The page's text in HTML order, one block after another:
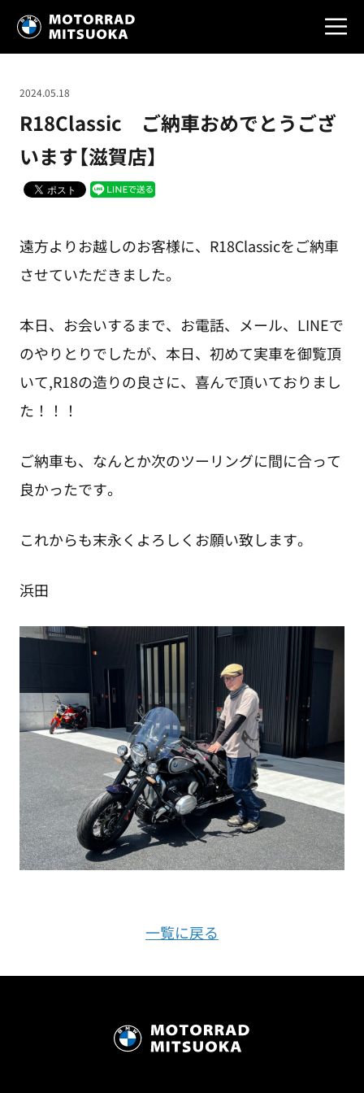
R18Classic ご納車おめでとうござ
います【滋賀店】
2024.05.18
遠方よりお越しのお客様に、R18Classicをご納車
させていただきました。
本日、お会いするまで、お電話、メール、LINEで
のやりとりでしたが、本日、初めて実車を御覧頂
いて,R18の造りの良さに、喜んで頂いておりまし
た！！！
ご納車も、なんとか次のツーリングに間に合って
良かったです。
これからも末永くよろしくお願い致します。
浜田
一覧に戻る